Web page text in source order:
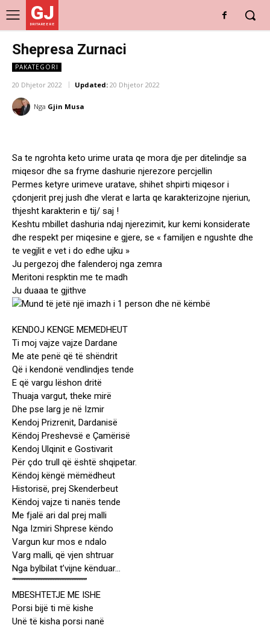
GJ
DRITARE E RE
Shepresa Zurnaci
PAKATEGORI
20 Dhjetor 2022 Updated: 20 Dhjetor 2022
Nga Gjin Musa
Sa te ngrohta keto urime urata qe mora dje per ditelindje sa
miqesor dhe sa fryme dashurie njerezore percjellin
Permes ketyre urimeve uratave, shihet shpirti miqesor i
çdonjerit prej jush dhe vlerat e larta qe karakterizojne njeriun,
thjesht karakterin e tij/ saj !
Keshtu mbillet dashuria ndaj njerezimit, kur kemi konsiderate
dhe respekt per miqesine e gjere, se « familjen e ngushte dhe
te vegjlit e vet i do edhe ujku »
Ju pergezoj dhe falenderoj nga zemra
Meritoni respktin me te madh
Ju duaaa te gjithve
KENDOJ KENGE MEMEDHEUT
Ti moj vajze vajze Dardane
Me ate penë që të shëndrit
Që i kendonë vendlindjes tende
E që vargu lëshon dritë
Thuaja vargut, theke mirë
Dhe pse larg je në Izmir
Kendoj Prizrenit, Dardanisë
Këndoj Preshevsë e Çamërisë
Kendoj Ulqinit e Gostivarit
Për çdo trull që është shqipetar.
Këndoj këngë mëmëdheut
Historisë, prej Skenderbeut
Këndoj vajze ti nanës tende
Me fjalë ari dal prej malli
Nga Izmiri Shprese këndo
Vargun kur mos e ndalo
Varg malli, që vjen shtruar
Nga bylbilat t’vijne kënduar…
“””””””””””””””””””””””””””””””
MBESHTETJE ME ISHE
Porsi bijë ti më kishe
Unë të kisha porsi nanë